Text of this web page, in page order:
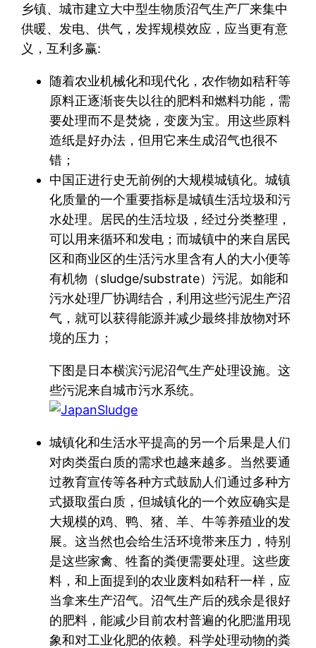
乡镇、城市建立大中型生物质沼气生产厂来集中
供暖、发电、供气，发挥规模效应，应当更有意
义，互利多赢:
随着农业机械化和现代化，农作物如秸秆等
原料正逐渐丧失以往的肥料和燃料功能，需
要处理而不是焚烧，变废为宝。用这些原料
造纸是好办法，但用它来生成沼气也很不
错；
中国正进行史无前例的大规模城镇化。城镇
化质量的一个重要指标是城镇生活垃圾和污
水处理。居民的生活垃圾，经过分类整理，
可以用来循环和发电；而城镇中的来自居民
区和商业区的生活污水里含有人的大小便等
有机物（sludge/substrate）污泥。如能和
污水处理厂协调结合，利用这些污泥生产沼
气，就可以获得能源并减少最终排放物对环
境的压力；
下图是日本横滨污泥沼气生产处理设施。这
些污泥来自城市污水系统。
城镇化和生活水平提高的另一个后果是人们
对肉类蛋白质的需求也越来越多。当然要通
过教育宣传等各种方式鼓励人们通过多种方
式摄取蛋白质，但城镇化的一个效应确实是
大规模的鸡、鸭、猪、羊、牛等养殖业的发
展。这当然也会给生活环境带来压力，特别
是这些家禽、牲畜的粪便需要处理。这些废
料，和上面提到的农业废料如秸秆一样，应
当拿来生产沼气。沼气生产后的残余是很好
的肥料，能减少目前农村普遍的化肥滥用现
象和对工业化肥的依赖。科学处理动物的粪